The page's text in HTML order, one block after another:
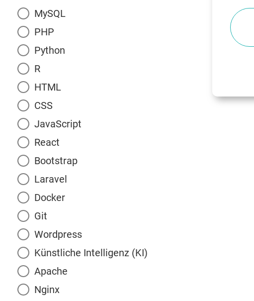
MySQL
PHP
Python
R
HTML
CSS
JavaScript
React
Bootstrap
Laravel
Docker
Git
Wordpress
Künstliche Intelligenz (KI)
Apache
Nginx